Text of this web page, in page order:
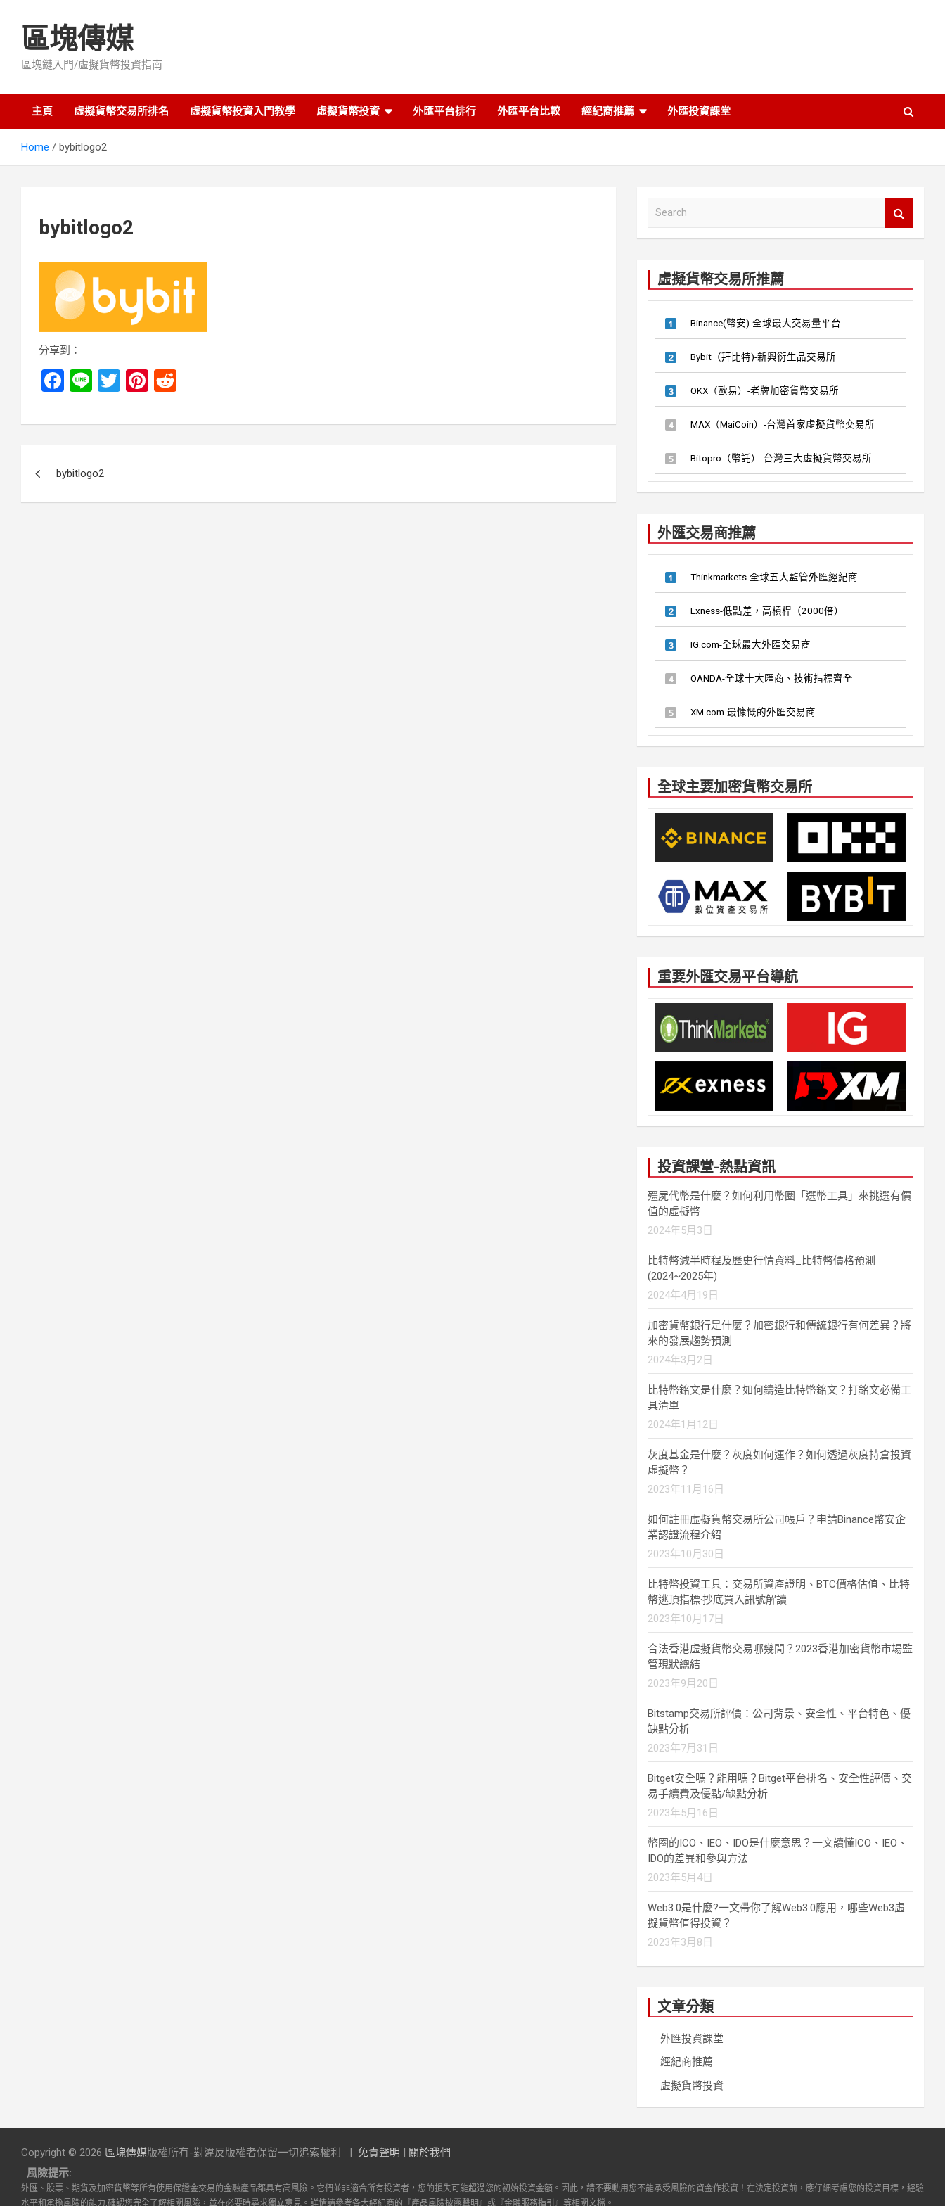
content區塊傳媒
區塊鏈入門/虛擬貨幣投資指南
主頁 虛擬貨幣交易所排名 虛擬貨幣投資入門教學 虛擬貨幣投資 外匯平台排行 外匯平台比較 經紀商推薦 外匯投資課堂
Home bybitlogo2
bybitlogo2
分享到：
F
ce
o
Li
e
T
tt
Pi
er d
bybitlogo2
虛擬貨幣交易所推薦
Binance(幣安)-全球最大交易量平台
Bybit（拜比特)-新興衍生品交易所
OKX（歐易）-老牌加密貨幣交易所
MAX（MaiCoin）-台灣首家虛擬貨幣交易所
Bitopro（幣託）-台灣三大虛擬貨幣交易所
外匯交易商推薦
Thinkmarkets-全球五大監管外匯經紀商
Exness-低點差，高槓桿（2000倍）
IG.com-全球最大外匯交易商
OANDA-全球十大匯商、技術指標齊全
XM.com-最慷慨的外匯交易商
全球主要加密貨幣交易所
重要外匯交易平台導航
投資課堂-熱點資訊
殭屍代幣是什麼？如何利用幣圈「選幣工具」來挑選有價
值的虛擬幣
2024年5月3日
比特幣減半時程及歷史行情資料_比特幣價格預測
(2024~2025年)
2024年4月19日
加密貨幣銀行是什麼？加密銀行和傳統銀行有何差異？將
來的發展趨勢預測
2024年3月2日
比特幣銘文是什麼？如何鑄造比特幣銘文？打銘文必備工
具清單
2024年1月12日
灰度基金是什麼？灰度如何運作？如何透過灰度持倉投資
虛擬幣？
2023年11月16日
如何註冊虛擬貨幣交易所公司帳戶？申請Binance幣安企
業認證流程介紹
2023年10月30日
比特幣投資工具：交易所資產證明、BTC價格估值、比特
幣逃頂指標·抄底買入訊號解讀
2023年10月17日
合法香港虛擬貨幣交易哪幾間？2023香港加密貨幣市場監
管現狀總結
2023年9月20日
Bitstamp交易所評價：公司背景、安全性、平台特色、優
缺點分析
2023年7月31日
Bitget安全嗎？能用嗎？Bitget平台排名、安全性評價、交
易手續費及優點/缺點分析
2023年5月16日
幣圈的ICO、IEO、IDO是什麼意思？一文讀懂ICO、IEO、
IDO的差異和參與方法
2023年5月4日
Web3.0是什麼?一文帶你了解Web3.0應用，哪些Web3虛
擬貨幣值得投資？
2023年3月8日
文章分類
外匯投資課堂
經紀商推薦
虛擬貨幣投資
Copyright © 2026 區塊傳媒版權所有-對違反版權者保留一切追索權利 免責聲明 | 關於我們
風險提示:
外匯、股票、期貨及加密貨幣等所有使用保證金交易的金融產品都具有高風險。它們並非適合所有投資者，您的損失可能超過您的初始投資金額。因此，請不要動用您不能承受風險的資金作投資！在決定投資前，應仔細考慮您的投資目標，經驗
水平和承擔風險的能力,確認您完全了解相關風險，並在必要時尋求獨立意見。詳情請參考各大經紀商的『產品風險披露聲明』或『金融服務指引』等相關文檔。